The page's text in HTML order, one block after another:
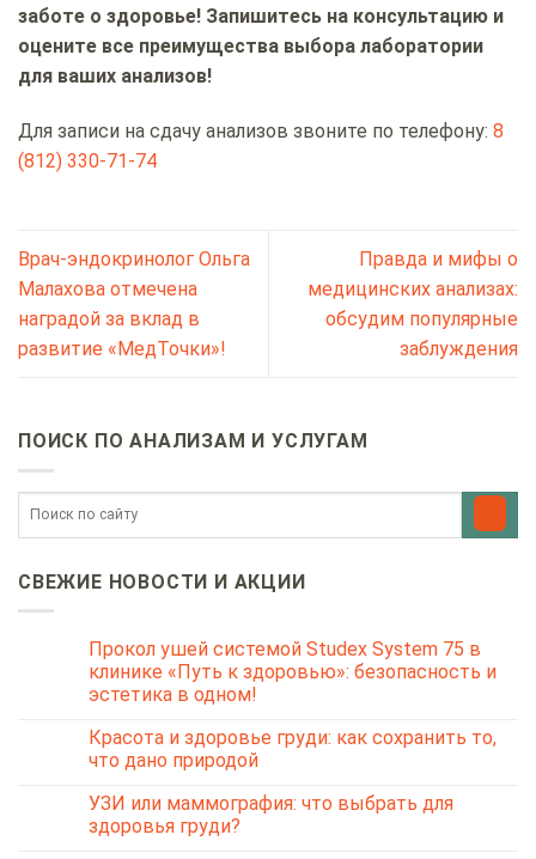
заботе о здоровье! Запишитесь на консультацию и
оцените все преимущества выбора лаборатории
для ваших анализов!
Для записи на сдачу анализов звоните по телефону: 8
(812) 330-71-74
Врач-эндокринолог Ольга
Малахова отмечена
наградой за вклад в
развитие «МедТочки»!
Правда и мифы о
медицинских анализах:
обсудим популярные
заблуждения
ПОИСК ПО АНАЛИЗАМ И УСЛУГАМ
СВЕЖИЕ НОВОСТИ И АКЦИИ
Прокол ушей системой Studex System 75 в
клинике «Путь к здоровью»: безопасность и
эстетика в одном!
Красота и здоровье груди: как сохранить то,
что дано природой
УЗИ или маммография: что выбрать для
здоровья груди?